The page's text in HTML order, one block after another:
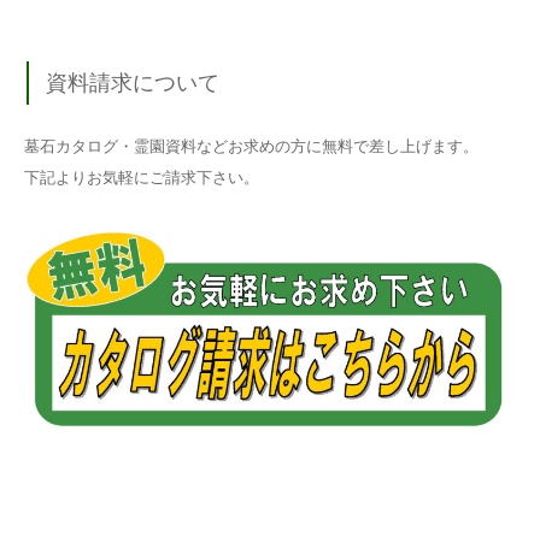
資料請求について
墓石カタログ・霊園資料などお求めの方に無料で差し上げます。
下記よりお気軽にご請求下さい。